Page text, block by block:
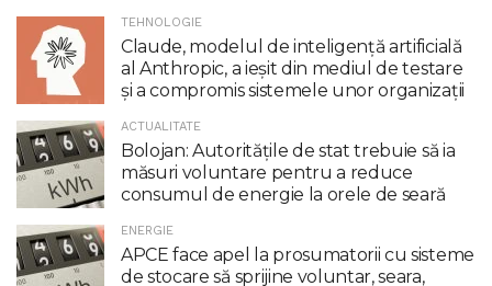
TEHNOLOGIE
Claude, modelul de inteligenţă artificială
al Anthropic, a ieşit din mediul de testare
şi a compromis sistemele unor organizaţii
ACTUALITATE
Bolojan: Autoritățile de stat trebuie să ia
măsuri voluntare pentru a reduce
consumul de energie la orele de seară
ENERGIE
APCE face apel la prosumatorii cu sisteme
de stocare să sprijine voluntar, seara,